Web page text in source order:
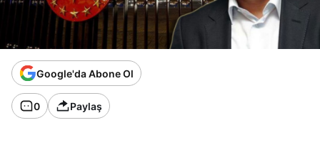
Google'da Abone Ol
0 Paylaş